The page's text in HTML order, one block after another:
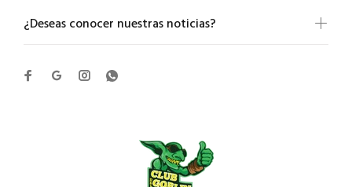
¿Deseas conocer nuestras noticias?